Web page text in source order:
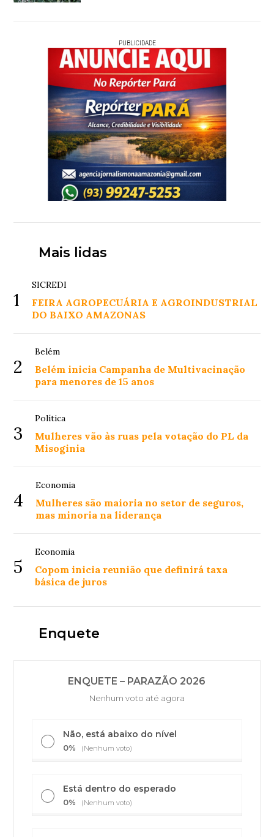
PUBLICIDADE
Mais lidas
1
SICREDI
FEIRA AGROPECUÁRIA E AGROINDUSTRIAL
DO BAIXO AMAZONAS
2
Belém
Belém inicia Campanha de Multivacinação
para menores de 15 anos
3
Política
Mulheres vão às ruas pela votação do PL da
Misoginia
4
Economia
Mulheres são maioria no setor de seguros,
mas minoria na liderança
5
Economia
Copom inicia reunião que definirá taxa
básica de juros
Enquete
ENQUETE – PARAZÃO 2026
Nenhum voto até agora
Não, está abaixo do nível
0% (Nenhum voto)
Está dentro do esperado
0% (Nenhum voto)